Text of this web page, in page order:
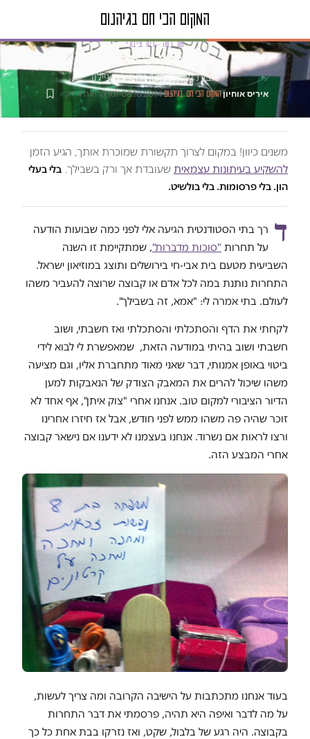
טור דעה · דיור ציבורי
קרטון וביצוע
הבית שלי: קרטון וחתיכת ניילון
איריס אוחיון·המקום הכי חם בגיהנום·
08.10.2014
·זמן קריאה 4 דק׳
משנים כיוון! במקום לצרוך תקשורת שמוכרת אותך, הגיע הזמן
להשקיע בעיתונות עצמאית שעובדת אך ורק בשבילך. בלי בעלי
הון. בלי פרסומות. בלי בולשיט.
ד רך בתי הסטודנטית הגיעה אלי לפני כמה שבועות הודעה
על תחרות "סוכות מדברות", שמתקיימת זו השנה
השביעית מטעם בית אבי-חי בירושלים ותוצג במוזיאון ישראל.
התחרות נותנת במה לכל אדם או קבוצה שרוצה להעביר משהו
לעולם. בתי אמרה לי: "אמא, זה בשבילך".
לקחתי את הדף והסתכלתי והסתכלתי ואז חשבתי, ושוב
חשבתי ושוב בהיתי במודעה הזאת, שמאפשרת לי לבוא לידי
ביטוי באופן אמנותי, דבר שאני מאוד מתחברת אליו, וגם מציעה
משהו שיכול להרים את המאבק הצודק של הנאבקות למען
הדיור הציבורי למקום טוב. אנחנו אחרי "צוק איתן", אף אחד לא
זוכר שהיה פה משהו ממש לפני חודש, אבל אז חיזרו אחרינו
ורצו לראות אם נשרוד. אנחנו בעצמנו לא ידענו אם נישאר קבוצה
אחרי המבצע הזה.
בעוד אנחנו מתכתבות על הישיבה הקרובה ומה צריך לעשות,
על מה לדבר ואיפה היא תהיה, פרסמתי את דבר התחרות
בקבוצה. היה רגע של בלבול, שקט, ואז נזרקו בבת אחת כל כך